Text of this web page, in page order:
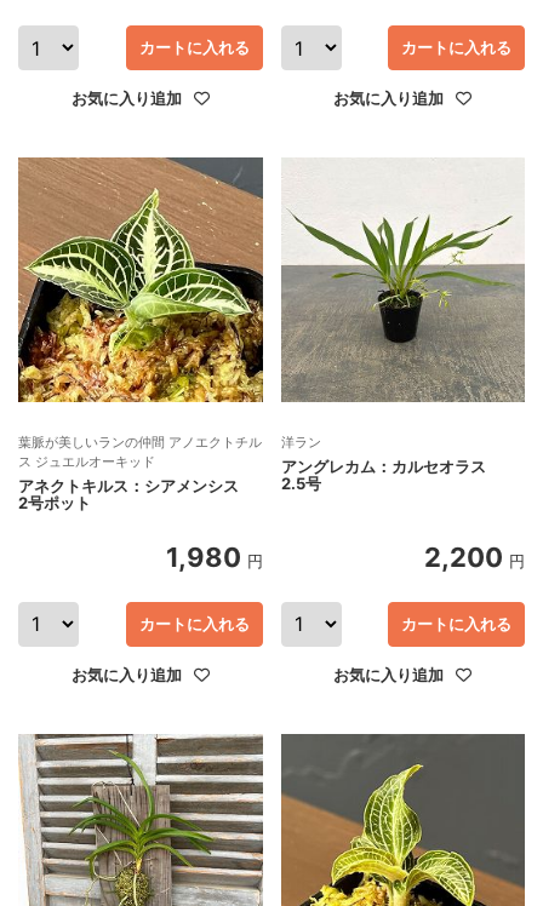
カートに入れる
お気に入り追加
カートに入れる
お気に入り追加
葉脈が美しいランの仲間 アノエクトチル
ス ジュエルオーキッド
アネクトキルス：シアメンシス
2号ポット
1,980 円
カートに入れる
お気に入り追加
洋ラン
アングレカム：カルセオラス
2.5号
2,200 円
カートに入れる
お気に入り追加